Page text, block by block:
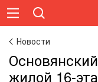
Новости
жилой 16-